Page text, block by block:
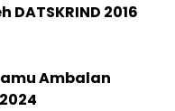
2016
Ambalan